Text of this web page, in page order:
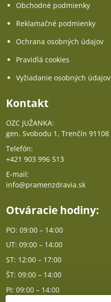
Obchodné podmienky
Reklamačné podmienky
Ochrana osobných údajov
Pravidlá cookies
Vyžiadanie osobných údajov
Kontakt
OZC JUŽANKA:
gen. Svobodu 1, Trenčín 91108
Telefón:
+421 903 996 513
E-mail:
info@pramenzdravia.sk
Otváracie hodiny:
PO: 09:00 – 14:00
UT: 09:00 – 14:00
ST: 12:00 – 17:00
ŠT: 09:00 – 14:00
PI: 09:00 – 14:00